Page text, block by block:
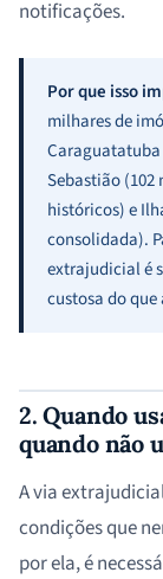
notificações.
Por que isso
milhares de
Sebastião
históricos) e
consolidada).
extrajudicial é
custosa do
2. Quando
quando não
A via
condições que
por ela, é